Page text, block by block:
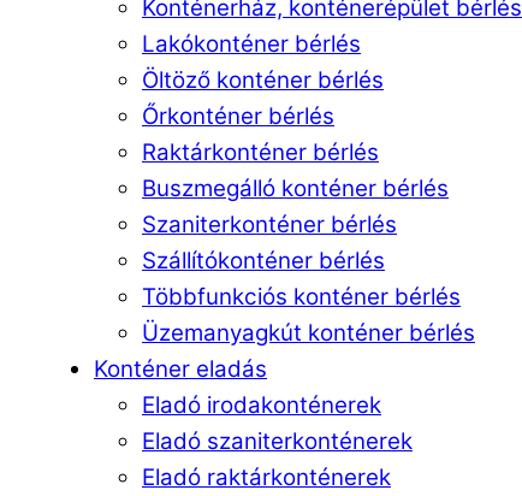
Konténerház, konténerépület bérlés
Lakókonténer bérlés
Öltöző konténer bérlés
Őrkonténer bérlés
Raktárkonténer bérlés
Buszmegálló konténer bérlés
Szaniterkonténer bérlés
Szállítókonténer bérlés
Többfunkciós konténer bérlés
Üzemanyagkút konténer bérlés
Konténer eladás
Eladó irodakonténerek
Eladó szaniterkonténerek
Eladó raktárkonténerek